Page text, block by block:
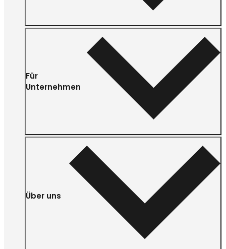
Für
Unternehmen
Über uns